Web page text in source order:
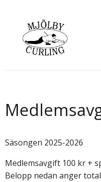
Säsongen 2025-2026
Medlemsavgift 100 kr +
Belopp nedan anger